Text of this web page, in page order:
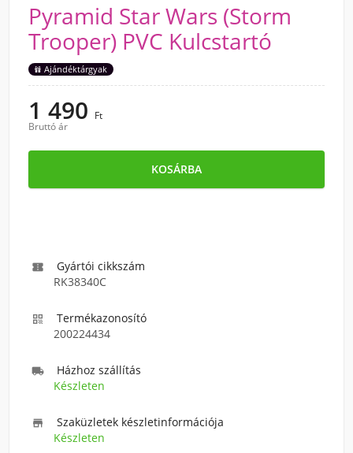
Pyramid Star Wars (Storm
Trooper) PVC Kulcstartó
Ajándéktárgyak
1 490 Ft
Bruttó ár
KOSÁRBA

Gyártói cikkszám
RK38340C

Termékazonosító
200224434

Házhoz szállítás
Készleten

Szaküzletek készletinformációja
Készleten